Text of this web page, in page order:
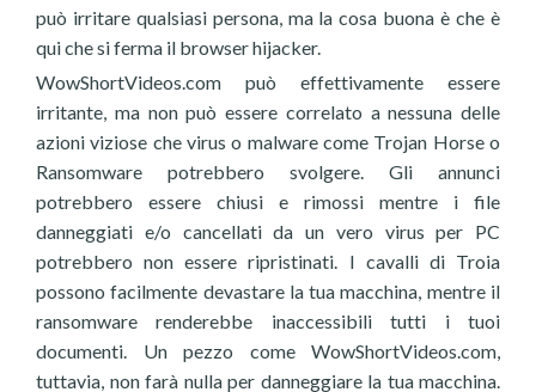
può irritare qualsiasi persona, ma la cosa buona è che è
qui che si ferma il browser hijacker.
WowShortVideos.com può effettivamente essere
irritante, ma non può essere correlato a nessuna delle
azioni viziose che virus o malware come Trojan Horse o
Ransomware potrebbero svolgere. Gli annunci
potrebbero essere chiusi e rimossi mentre i file
danneggiati e/o cancellati da un vero virus per PC
potrebbero non essere ripristinati. I cavalli di Troia
possono facilmente devastare la tua macchina, mentre il
ransomware renderebbe inaccessibili tutti i tuoi
documenti. Un pezzo come WowShortVideos.com,
tuttavia, non farà nulla per danneggiare la tua macchina.